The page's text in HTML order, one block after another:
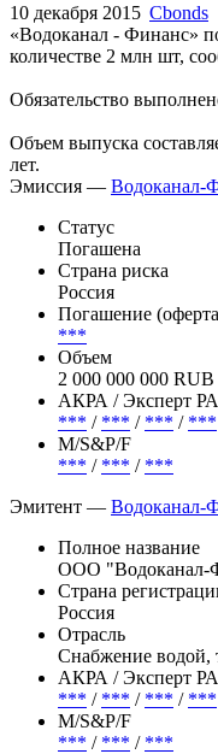
10 декабря 2015 Cbonds
«Водоканал - Финанс»
количестве 2 млн шт,
Обязательство
Объем выпуска
лет.
Эмиссия — Водоканал-
Статус
Погашена
Страна риска
Россия
Погашение
***
Объем
2 000 000 000 RUB
АКРА / Эксперт
*** / *** / *** / ***
М/S&P/F
*** / *** / ***
Эмитент — Водоканал-
Полное название
ООО "Водоканал-
Страна
Россия
Отрасль
Снабжение водой,
АКРА / Эксперт
*** / *** / *** / ***
М/S&P/F
*** / *** / ***